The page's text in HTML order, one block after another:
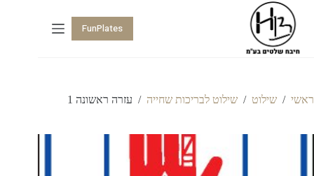
FunPlates
ראשי / שילוט / שילוט לבריכות שחייה / עזרה ראשונה 1